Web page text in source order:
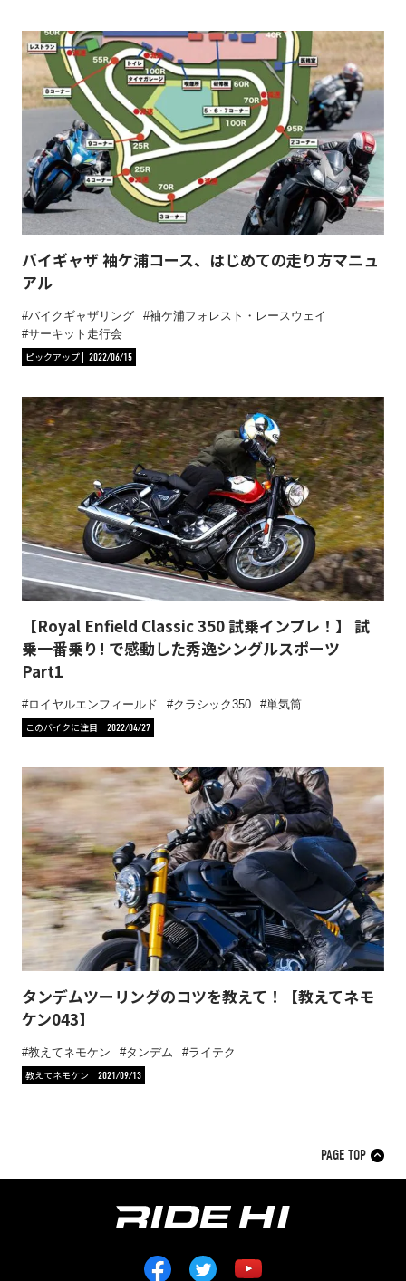
バイギャザ 袖ケ浦コース、はじめての走り方マニュ
アル
バイクギャザリング
袖ケ浦フォレスト・レースウェイ
サーキット走行会
ピックアップ
2022/06/15
【Royal Enfield Classic 350 試乗インプレ！】 試
乗一番乗り! で感動した秀逸シングルスポーツ
Part1
ロイヤルエンフィールド クラシック350
単気筒
このバイクに注目
2022/04/27
タンデムツーリングのコツを教えて！【教えてネモ
ケン043】
教えてネモケン タンデム
ライテク
教えてネモケン
2021/09/13
PAGE TOP